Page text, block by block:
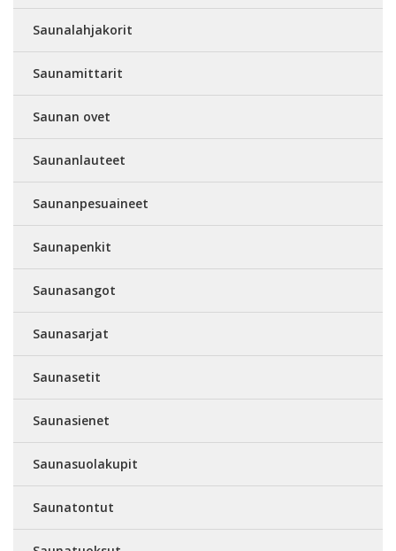
Saunalahjakorit
Saunamittarit
Saunan ovet
Saunanlauteet
Saunanpesuaineet
Saunapenkit
Saunasangot
Saunasarjat
Saunasetit
Saunasienet
Saunasuolakupit
Saunatontut